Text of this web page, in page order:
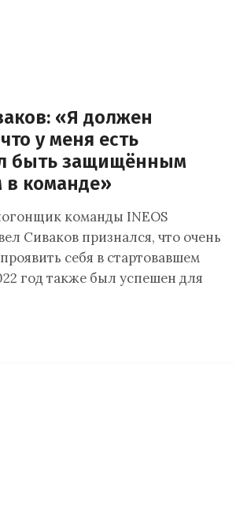
«Я должен
у меня есть
быть защищённым
команде»
команды INEOS
Сиваков признался, что очень
себя в стартовавшем
год также был успешен для